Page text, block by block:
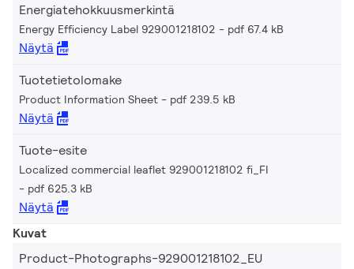
Energiatehokkuusmerkintä
Energy Efficiency Label 929001218102 pdf 67.4 kB
Näytä
Tuotetietolomake
Product Information Sheet pdf 239.5 kB
Näytä
Tuote-esite
Localized commercial leaflet 929001218102 fi_FI
pdf 625.3 kB
Näytä
Kuvat
Product-Photographs-929001218102_EU